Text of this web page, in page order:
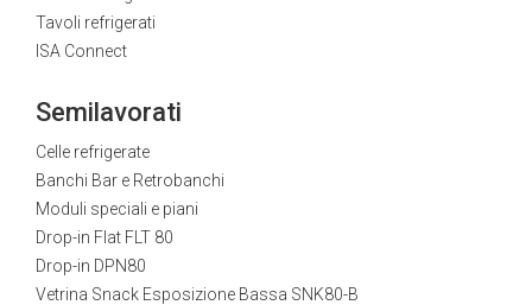
Tavoli refrigerati
ISA Connect
Semilavorati
Celle refrigerate
Banchi Bar e Retrobanchi
Moduli speciali e piani
Drop-in Flat FLT 80
Drop-in DPN80
Vetrina Snack Esposizione Bassa SNK80-B